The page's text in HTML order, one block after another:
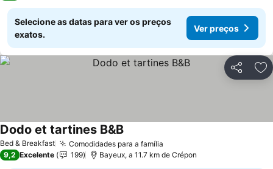
Selecione as datas para ver os preços
exatos.
Ver preços
Partilhar
Bed & Breakfast Comodidades para a família
Dodo et tartines B&BVer preços
9,2 Excelente 199 Bayeux, a 11.7 km de Crépon